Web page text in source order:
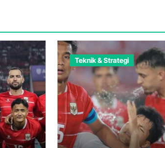
Teknik & Strategi